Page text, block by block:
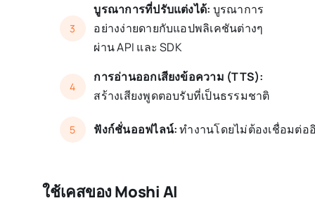
3
บูรณาการที่ปรับแต่งได้: บูรณาการ
อย่างง่ายดายกับแอปพลิเคชันต่างๆ
ผ่าน API และ SDK
4
การอ่านออกเสียงข้อความ (TTS):
สร้างเสียงพูดตอบรับที่เป็นธรรมชาติ
5 ฟังก์ชั่นออฟไลน์:ทำงานโดยไม่ต้องเชื่อมต่อ
ใช้เคสของ Moshi AI